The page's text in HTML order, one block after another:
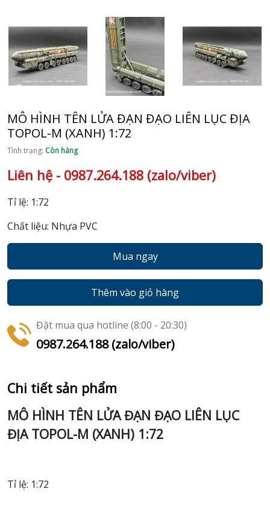
MÔ HÌNH TÊN LỬA ĐẠN ĐẠO LIÊN LỤC ĐỊA
TOPOL-M (XANH) 1:72
Tình trạng: Còn hàng
Liên hệ - 0987.264.188 (zalo/viber)
Tỉ lệ: 1:72
Chất liệu: Nhựa PVC
Mua ngay
Thêm vào giỏ hàng
Đặt mua qua hotline (8:00 - 20:30)
0987.264.188 (zalo/viber)
Chi tiết sản phẩm
MÔ HÌNH TÊN LỬA ĐẠN ĐẠO LIÊN LỤC
ĐỊA TOPOL-M (XANH) 1:72
Tỉ lệ: 1:72